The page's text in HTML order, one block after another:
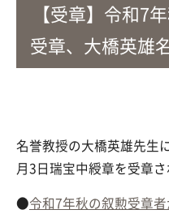
【受章】令和7
受章、大橋英雄
名誉教授の大橋英雄先生
月3日瑞宝中綬章を受章さ
●令和7年秋の叙勲受章